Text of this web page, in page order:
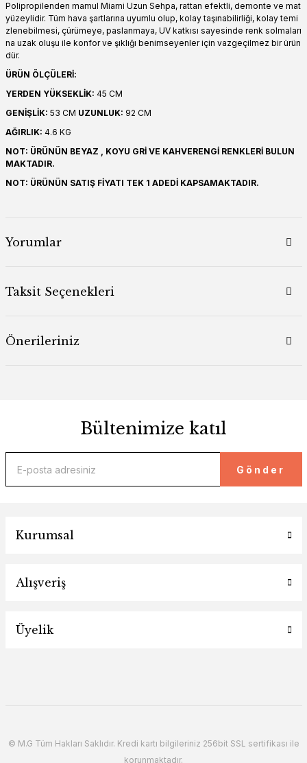
Polipropilenden mamul Miami Uzun Sehpa, rattan efektli, demonte ve mat
yüzeylidir. Tüm hava şartlarına uyumlu olup, kolay taşınabilirliği, kolay temi
zlenebilmesi, çürümeye, paslanmaya, UV katkısı sayesinde renk solmaları
na uzak oluşu ile konfor ve şıklığı benimseyenler için vazgeçilmez bir ürün
dür.
ÜRÜN ÖLÇÜLERİ:
YERDEN YÜKSEKLİK: 45 CM
GENİŞLİK: 53 CM UZUNLUK: 92 CM
AĞIRLIK: 4.6 KG
NOT: ÜRÜNÜN BEYAZ , KOYU GRİ VE KAHVERENGİ RENKLERİ BULUN
MAKTADIR.
NOT: ÜRÜNÜN SATIŞ FİYATI TEK 1 ADEDİ KAPSAMAKTADIR.
Yorumlar
Taksit Seçenekleri
Önerileriniz
Bültenimize katıl
Gönder
Kurumsal
Alışveriş
Üyelik
© M.G Tüm Hakları Saklıdır. Kredi kartı bilgileriniz 256bit SSL sertifikası ile
korunmaktadır.